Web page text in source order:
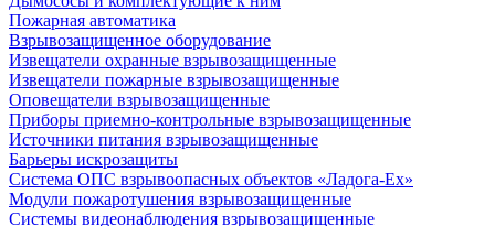
Пожарная автоматика
Взрывозащищенное оборудование
Извещатели охранные взрывозащищенные
Извещатели пожарные взрывозащищенные
Оповещатели взрывозащищенные
Приборы приемно-контрольные взрывозащищенные
Источники питания взрывозащищенные
Барьеры искрозащиты
Система ОПС взрывоопасных объектов «Ладога-Ex»
Модули пожаротушения взрывозащищенные
Системы видеонаблюдения взрывозащищенные